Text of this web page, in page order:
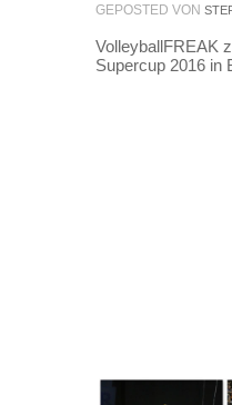
GEPOSTED VON
VolleyballFREAK
Supercup 2016 in